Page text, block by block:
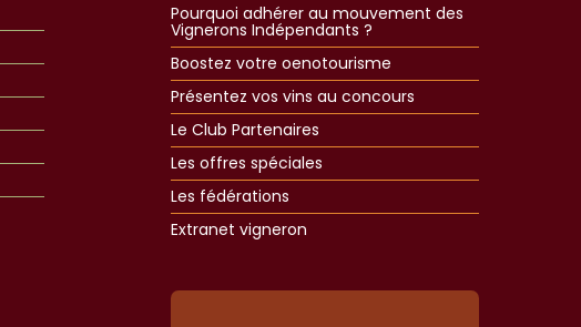
Pourquoi adhérer au mouvement des
Vignerons Indépendants ?
Boostez votre oenotourisme
Présentez vos vins au concours
Le Club Partenaires
Les offres spéciales
Les fédérations
Extranet vigneron​